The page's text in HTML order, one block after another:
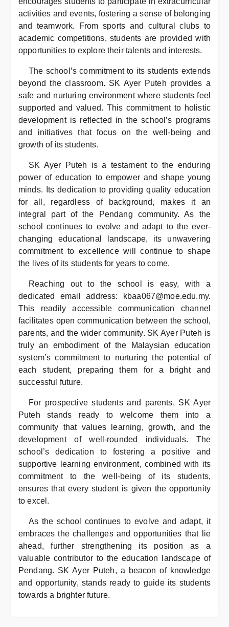
activities and events, fostering a sense of belonging
and teamwork. From sports and cultural clubs to
academic competitions, students are provided with
opportunities to explore their talents and interests.
The school’s commitment to its students extends
beyond the classroom. SK Ayer Puteh provides a
safe and nurturing environment where students feel
supported and valued. This commitment to holistic
development is reflected in the school’s programs
and initiatives that focus on the well-being and
growth of its students.
SK Ayer Puteh is a testament to the enduring
power of education to empower and shape young
minds. Its dedication to providing quality education
for all, regardless of background, makes it an
integral part of the Pendang community. As the
school continues to evolve and adapt to the ever-
changing educational landscape, its unwavering
commitment to excellence will continue to shape
the lives of its students for years to come.
Reaching out to the school is easy, with a
dedicated email address: kbaa067@moe.edu.my.
This readily accessible communication channel
facilitates open communication between the school,
parents, and the wider community. SK Ayer Puteh is
truly an embodiment of the Malaysian education
system’s commitment to nurturing the potential of
each student, preparing them for a bright and
successful future.
For prospective students and parents, SK Ayer
Puteh stands ready to welcome them into a
community that values learning, growth, and the
development of well-rounded individuals. The
school’s dedication to fostering a positive and
supportive learning environment, combined with its
commitment to the well-being of its students,
ensures that every student is given the opportunity
to excel.
As the school continues to evolve and adapt, it
embraces the challenges and opportunities that lie
ahead, further strengthening its position as a
valuable contributor to the education landscape of
Pendang. SK Ayer Puteh, a beacon of knowledge
and opportunity, stands ready to guide its students
towards a brighter future.